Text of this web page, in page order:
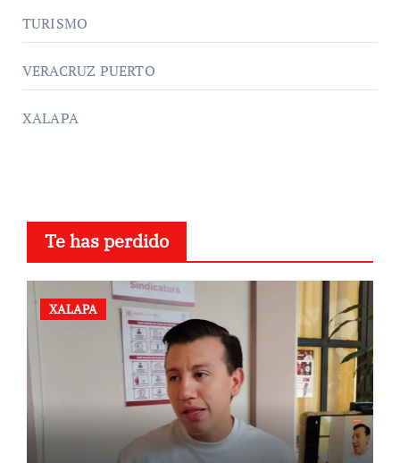
TURISMO
VERACRUZ PUERTO
XALAPA
Te has perdido
XALAPA